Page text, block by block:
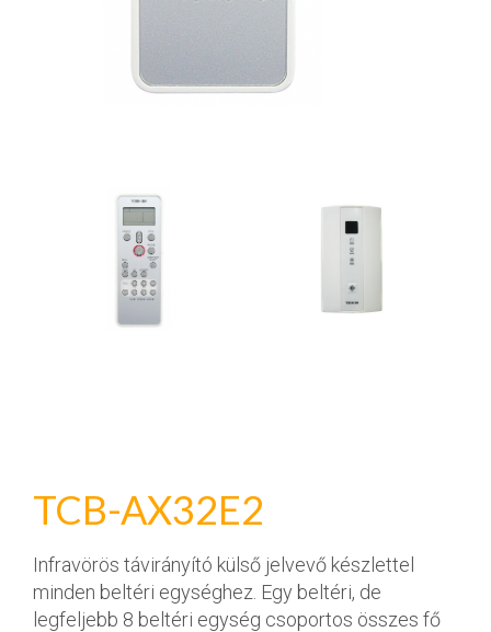
TCB-AX32E2
Infravörös távirányító külső jelvevő készlettel
minden beltéri egységhez. Egy beltéri, de
legfeljebb 8 beltéri egység csoportos összes fő